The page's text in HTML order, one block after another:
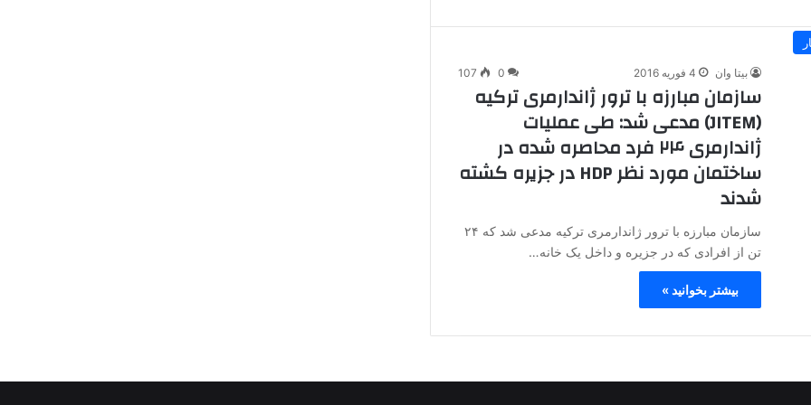
بیتا وان 4 فوریه 2016 0
107
سازمان مبارزه با ترور ژاندارمری ترکیه
(JITEM) مدعی شد: طی عملیات
ژاندارمری ۲۴ فرد محاصره شده در
ساختمان مورد نظر HDP در جزیره کشته
شدند
سازمان مبارزه با ترور ژاندارمری ترکیه مدعی شد که ۲۴
تن از افرادی که در جزیره و داخل یک خانه…
بیشتر بخوانید »